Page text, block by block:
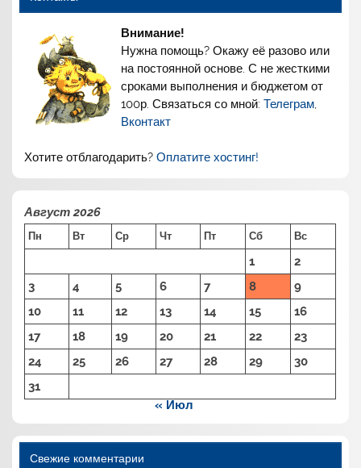
Внимание!
Нужна помощь? Окажу её разово или
на постоянной основе. С не жесткими
сроками выполнения и бюджетом от
100р. Связаться со мной:Телеграм
Вконтакт
Хотите отблагодарить?Оплатите хостинг!
Август 2026
Пн Вт Ср Чт Пт Сб Вс
1
2
3
4 5 6 7 8
9
10
11 12 13 14 15
16
17
18 19 20 21 22
23
24
25 26 27 28 29
30
31
« Июл
Свежие комментарии